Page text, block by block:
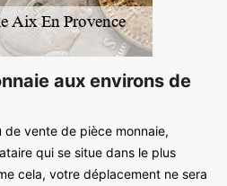
aux environs de
de vente de pièce monnaie,
qui se situe dans le plus
cela, votre déplacement ne sera